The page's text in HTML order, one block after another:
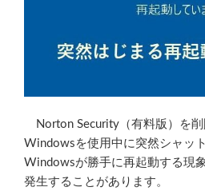
Norton Security（有料版）を削
Windowsを使用中に突然シャッ
Windowsが勝手に再起動する現
発生することがあります。